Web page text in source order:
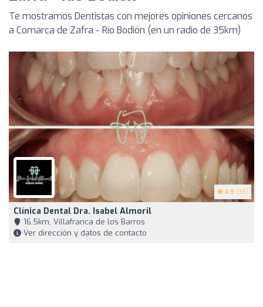
Te mostramos Dentistas con mejores opiniones cercanos
a Comarca de Zafra - Río Bodión (en un radio de 35km)
4.9 (36)
Clínica Dental Dra. Isabel Almoril
16,5km, Villafranca de los Barros
Ver dirección y datos de contacto